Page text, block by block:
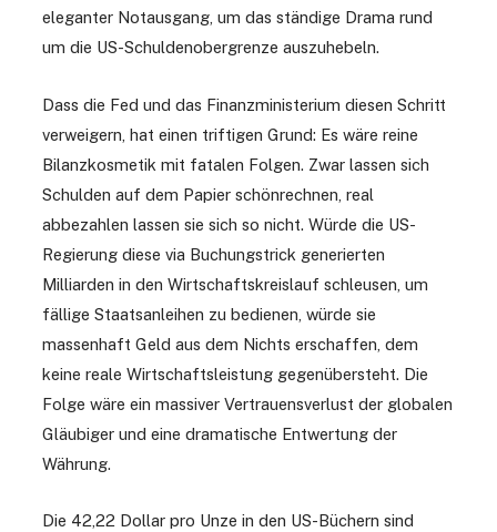
eleganter Notausgang, um das ständige Drama rund
um die US-Schuldenobergrenze auszuhebeln.
Dass die Fed und das Finanzministerium diesen Schritt
verweigern, hat einen triftigen Grund: Es wäre reine
Bilanzkosmetik mit fatalen Folgen. Zwar lassen sich
Schulden auf dem Papier schönrechnen, real
abbezahlen lassen sie sich so nicht. Würde die US-
Regierung diese via Buchungstrick generierten
Milliarden in den Wirtschaftskreislauf schleusen, um
fällige Staatsanleihen zu bedienen, würde sie
massenhaft Geld aus dem Nichts erschaffen, dem
keine reale Wirtschaftsleistung gegenübersteht. Die
Folge wäre ein massiver Vertrauensverlust der globalen
Gläubiger und eine dramatische Entwertung der
Währung.
Die 42,22 Dollar pro Unze in den US-Büchern sind